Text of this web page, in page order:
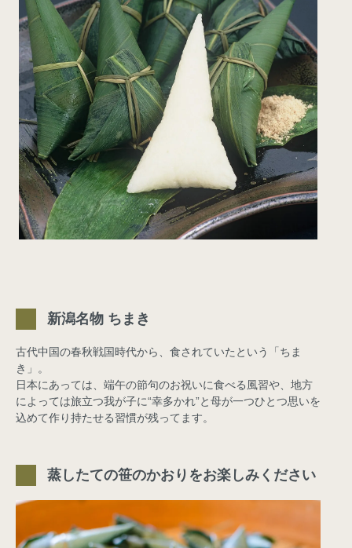
新潟名物 ちまき
古代中国の春秋戦国時代から、食されていたという「ちま
き」。
日本にあっては、端午の節句のお祝いに食べる風習や、地方
によっては旅立つ我が子に“幸多かれ”と母が一つひとつ思いを
込めて作り持たせる習慣が残ってます。
蒸したての笹のかおりをお楽しみください